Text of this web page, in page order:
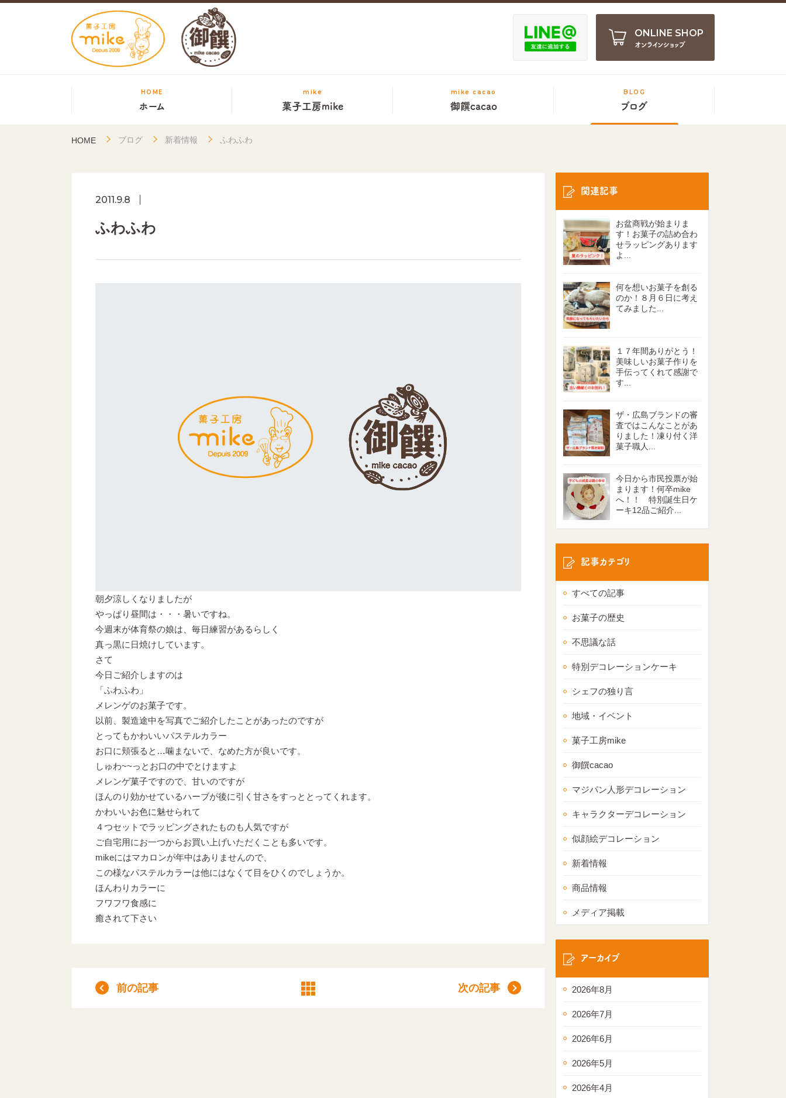
ONLINE SHOP
オンラインショップ
HOME
ホーム
mike
菓子工房mike
mike cacao
御饌cacao
BLOG
ブログ
HOME ブログ 新着情報 ふわふわ
2011.9.8
ふわふわ
朝夕涼しくなりましたが
やっぱり昼間は・・・暑いですね。
今週末が体育祭の娘は、毎日練習があるらしく
真っ黒に日焼けしています。
さて
今日ご紹介しますのは
「ふわふわ」
メレンゲのお菓子です。
以前、製造途中を写真でご紹介したことがあったのですが
とってもかわいいパステルカラー
お口に頬張ると…噛まないで、なめた方が良いです。
しゅわ~~っとお口の中でとけますよ
メレンゲ菓子ですので、甘いのですが
ほんのり効かせているハーブが後に引く甘さをすっととってくれます。
かわいいお色に魅せられて
４つセットでラッピングされたものも人気ですが
ご自宅用にお一つからお買い上げいただくことも多いです。
mikeにはマカロンが年中はありませんので、
この様なパステルカラーは他にはなくて目をひくのでしょうか。
ほんわりカラーに
フワフワ食感に
癒されて下さい
前の記事 次の記事
関連記事
お盆商戦が始まりま
す！お菓子の詰め合わ
せラッピングあります
よ...
何を想いお菓子を創る
のか！８月６日に考え
てみました...
１７年間ありがとう！
美味しいお菓子作りを
手伝ってくれて感謝で
す...
ザ・広島ブランドの審
査ではこんなことがあ
りました！凍り付く洋
菓子職人...
今日から市民投票が始
まります！何卒mike
へ！！ 特別誕生日ケ
ーキ12品ご紹介...
記事カテゴリ
すべての記事
お菓子の歴史
不思議な話
特別デコレーションケーキ
シェフの独り言
地域・イベント
菓子工房mike
御饌cacao
マジパン人形デコレーション
キャラクターデコレーション
似顔絵デコレーション
新着情報
商品情報
メディア掲載
アーカイブ
2026年8月
2026年7月
2026年6月
2026年5月
2026年4月